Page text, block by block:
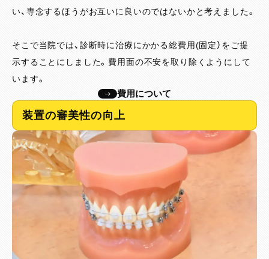
い、専念するほうがお互いに良いのではないかと考えました。
そこで当院では、診断時に治療にかかる総費用(固定）をご提
示することにしました。費用面の不安を取り除くようにして
います。
費用について
装置の審美性の向上